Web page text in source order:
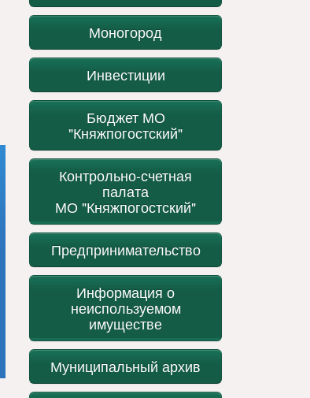
Моногород
Инвестиции
Бюджет МО
"Княжпогостский"
Контрольно-счетная
палата
МО "Княжпогостский"
Предпринимательство
Информация о
неиспользуемом
имуществе
Муниципальный архив